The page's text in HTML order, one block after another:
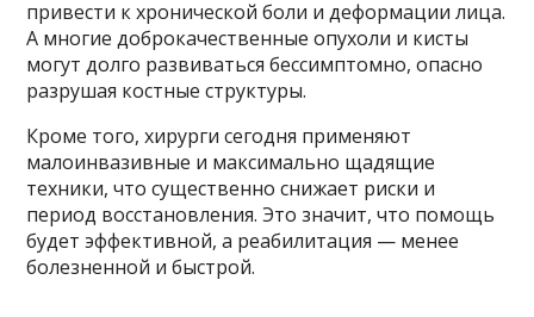
привести к хронической боли и деформации лица.
А многие доброкачественные опухоли и кисты
могут долго развиваться бессимптомно, опасно
разрушая костные структуры.
Кроме того, хирурги сегодня применяют
малоинвазивные и максимально щадящие
техники, что существенно снижает риски и
период восстановления. Это значит, что помощь
будет эффективной, а реабилитация — менее
болезненной и быстрой.